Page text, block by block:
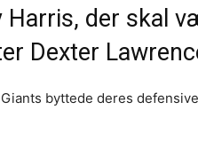
Harris, der skal
Dexter
byttede deres